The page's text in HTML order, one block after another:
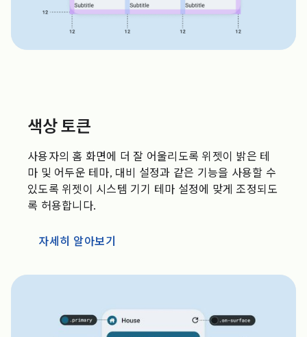
색상 토큰
사용자의 홈 화면에 더 잘 어울리도록 위젯이 밝은 테
마 및 어두운 테마, 대비 설정과 같은 기능을 사용할 수
있도록 위젯이 시스템 기기 테마 설정에 맞게 조정되도
록 허용합니다.
자세히 알아보기